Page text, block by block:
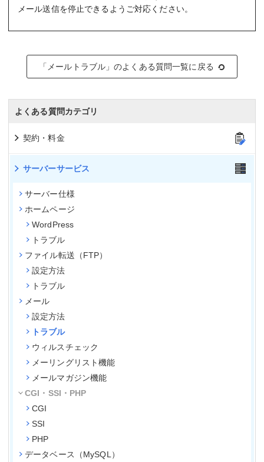
メール送信を停止できるようご対応ください。
「メールトラブル」のよくある質問一覧に戻る
よくある質問カテゴリ
契約・料金
サーバーサービス
サーバー仕様
ホームページ
WordPress
トラブル
ファイル転送（FTP）
設定方法
トラブル
メール
設定方法
トラブル
ウィルスチェック
メーリングリスト機能
メールマガジン機能
CGI・SSI・PHP
CGI
SSI
PHP
データベース（MySQL）